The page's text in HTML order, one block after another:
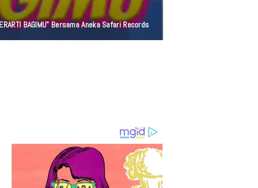
BAGIMU" Bersama Aneka Safari Records